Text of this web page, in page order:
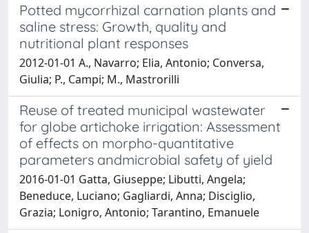
Potted mycorrhizal carnation plants and
saline stress: Growth, quality and
nutritional plant responses
2012-01-01 A., Navarro; Elia, Antonio; Conversa,
Giulia; P., Campi; M., Mastrorilli
Reuse of treated municipal wastewater
for globe artichoke irrigation: Assessment
of effects on morpho-quantitative
parameters andmicrobial safety of yield
2016-01-01 Gatta, Giuseppe; Libutti, Angela;
Beneduce, Luciano; Gagliardi, Anna; Disciglio,
Grazia; Lonigro, Antonio; Tarantino, Emanuele